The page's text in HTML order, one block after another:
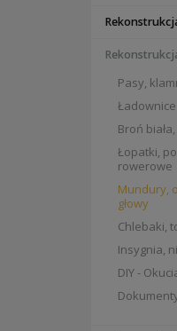
Pasy,
Broń
Łopatki,
rowerowe
Mundury,
głowy
Chlebaki,
Insygnia,
DIY -